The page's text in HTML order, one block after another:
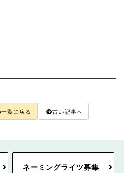
一覧に戻る 古い記事へ
ネーミングライツ募集